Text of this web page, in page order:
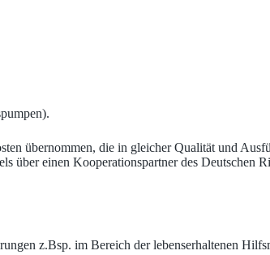
übernommen, die in gleicher Qualität und
über einen Kooperationspartner des Deutschen
z.Bsp. im Bereich der lebenserhaltenen